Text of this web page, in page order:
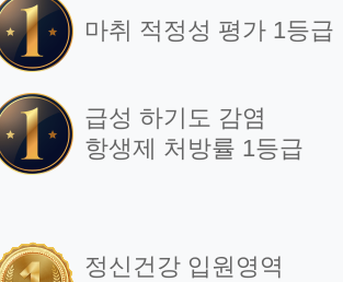
마취 적정성 평가 1등급
급성 하기도 감염
항생제 처방률 1등급
정신건강 입원영역